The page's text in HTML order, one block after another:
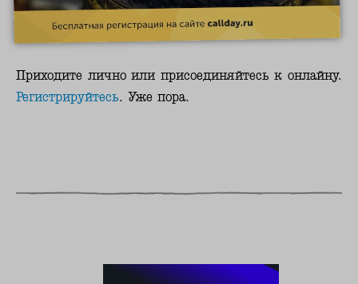
Приходите лично или присоединяйтесь к онлайну.
Регистрируйтесь. Уже пора.